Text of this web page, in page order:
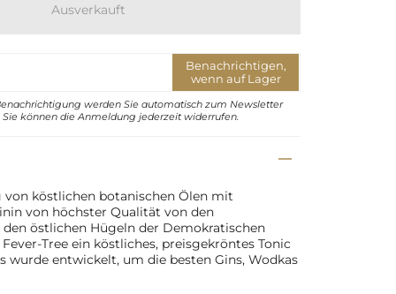
Ausverkauft
Benachrichtigen,
wenn auf Lager
werden Sie automatisch zum Newsletter
können die Anmeldung jederzeit widerrufen.
köstlichen botanischen Ölen mit
von höchster Qualität von den
den östlichen Hügeln der Demokratischen
Tree ein köstliches, preisgekröntes Tonic
wurde entwickelt, um die besten Gins, Wodkas